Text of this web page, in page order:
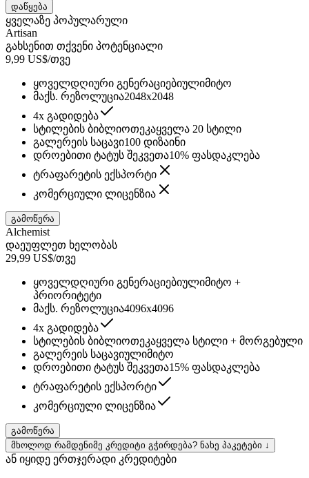
დაწყება
ყველაზე პოპულარული
Artisan
გახსენით თქვენი პოტენციალი
9,99 US$/თვე
ყოველდღიური გენერაციებიულიმიტო
მაქს. რეზოლუცია2048x2048
4x გადიდება
სტილების ბიბლიოთეკაყველა 20 სტილი
გალერეის საცავი100 დიზაინი
დროებითი ტატუს შეკვეთა10% ფასდაკლება
ტრაფარეტის ექსპორტი
კომერციული ლიცენზია
გამოწერა
Alchemist
დაეუფლეთ ხელობას
29,99 US$/თვე
ყოველდღიური გენერაციებიულიმიტო +
პრიორიტეტი
მაქს. რეზოლუცია4096x4096
4x გადიდება
სტილების ბიბლიოთეკაყველა სტილი + მორგებული
გალერეის საცავიულიმიტო
დროებითი ტატუს შეკვეთა15% ფასდაკლება
ტრაფარეტის ექსპორტი
კომერციული ლიცენზია
გამოწერა
მხოლოდ რამდენიმე კრედიტი გჭირდება? ნახე პაკეტები ↓
ან იყიდე ერთჯერადი კრედიტები